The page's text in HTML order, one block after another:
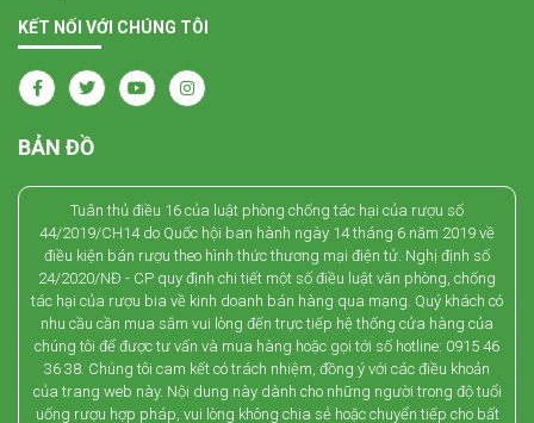
KẾT NỐI VỚI CHÚNG TÔI
BẢN ĐỒ
Tuân thủ điều 16 của luật phòng chống tác hại của rượu số
44/2019/CH14 do Quốc hội ban hành ngày 14 tháng 6 năm 2019 về
điều kiện bán rượu theo hình thức thương mại điện tử. Nghị định số
24/2020/NĐ - CP quy định chi tiết một số điều luật văn phòng, chống
tác hại của rượu bia về kinh doanh bán hàng qua mạng. Quý khách có
nhu cầu cần mua sắm vui lòng đến trực tiếp hệ thống cửa hàng của
chúng tôi để được tư vấn và mua hàng hoặc gọi tới số hotline: 0915 46
36 38. Chúng tôi cam kết có trách nhiệm, đồng ý với các điều khoản
của trang web này. Nội dung này dành cho những người trong độ tuổi
uống rượu hợp pháp, vui lòng không chia sẻ hoặc chuyển tiếp cho bất